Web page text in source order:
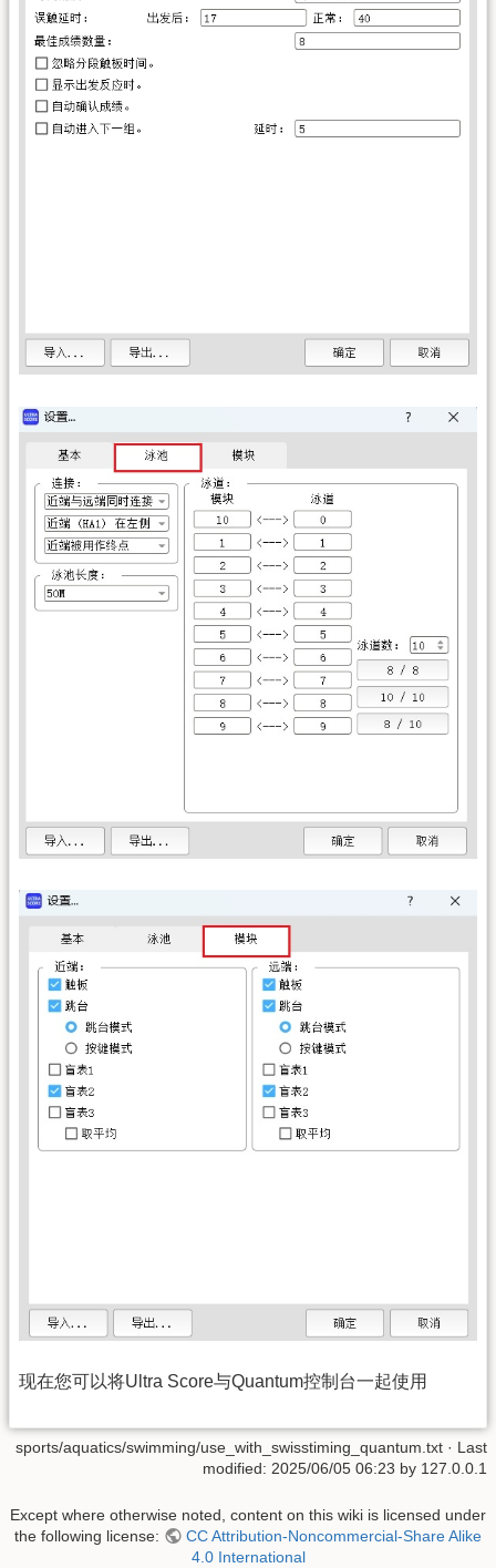
现在您可以将Ultra Score与Quantum控制台一起使用
sports/aquatics/swimming/use_with_swisstiming_quantum.txt · Last
modified: 2025/06/05 06:23 by 127.0.0.1
Except where otherwise noted, content on this wiki is licensed under
the following license:
CC Attribution-Noncommercial-Share Alike
4.0 International